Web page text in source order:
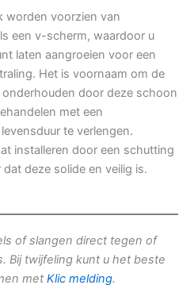
worden voorzien van
een v-scherm, waardoor u
laten aangroeien voor een
Het is voornaam om de
door deze schoon
met een
te verlengen.
installeren door een schutting
deze solide en veilig is.
of slangen direct tegen of
Bij twijfeling kunt u het beste
met Klic melding.